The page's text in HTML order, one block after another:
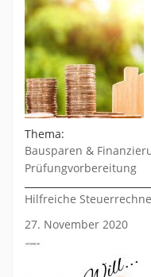
Thema:
Bausparen &
Prüfungvorbereitung
Hilfreiche
27. November 2020